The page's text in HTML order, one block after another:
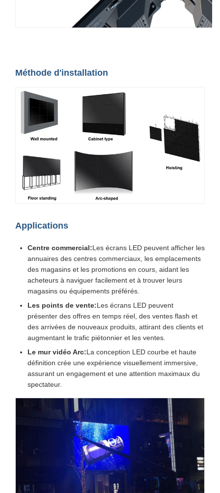
Méthode d'installation
Applications
Centre commercial:Les écrans LED peuvent afficher les
annuaires des centres commerciaux, les emplacements
des magasins et les promotions en cours, aidant les
acheteurs à naviguer facilement et à trouver leurs
magasins ou équipements préférés.
Les points de vente:Les écrans LED peuvent
présenter des offres en temps réel, des ventes flash et
des arrivées de nouveaux produits, attirant des clients et
augmentant le trafic piétonnier et les ventes.
Le mur vidéo Arc:La conception LED courbe et haute
définition crée une expérience visuellement immersive,
assurant un engagement et une attention maximaux du
spectateur.